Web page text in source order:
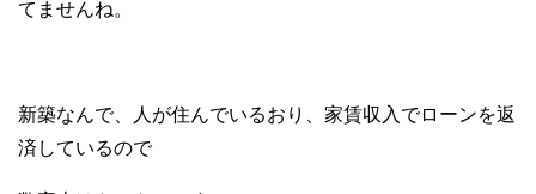
てませんね。
新築なんで、人が住んでいるおり、家賃収入でローンを返
済しているので